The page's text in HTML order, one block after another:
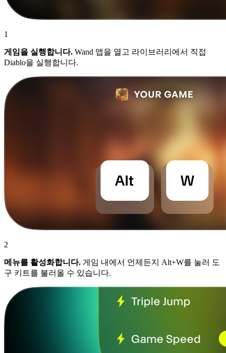
1
게임을 실행합니다. Wand 앱을 열고 라이브러리에서 직접
Diablo을 실행합니다.
2
메뉴를 활성화합니다. 게임 내에서 언제든지 Alt+W를 눌러 도
구 키트를 불러올 수 있습니다.